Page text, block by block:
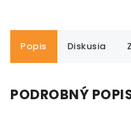
Popis Diskusia
PODROBNÝ